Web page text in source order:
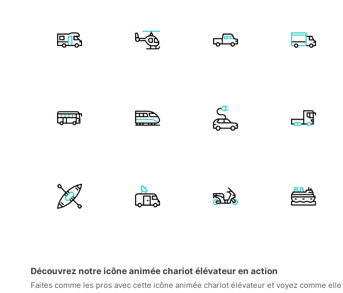
Découvrez notre icône animée chariot élévateur en action
Faites comme les pros avec cette icône animée chariot élévateur et voyez comme